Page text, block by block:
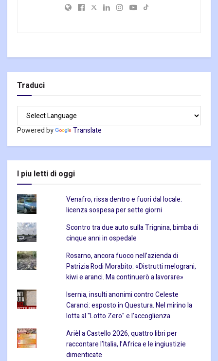
Traduci
Powered by Translate
I piu letti di oggi
Venafro, rissa dentro e fuori dal locale:
licenza sospesa per sette giorni
Scontro tra due auto sulla Trignina, bimba di
cinque anni in ospedale
Rosarno, ancora fuoco nell’azienda di
Patrizia Rodi Morabito: «Distrutti melograni,
kiwi e aranci. Ma continuerò a lavorare»
Isernia, insulti anonimi contro Celeste
Caranci: esposto in Questura. Nel mirino la
lotta al "Lotto Zero" e l’accoglienza
Arièl a Castello 2026, quattro libri per
raccontare l’Italia, l’Africa e le ingiustizie
dimenticate